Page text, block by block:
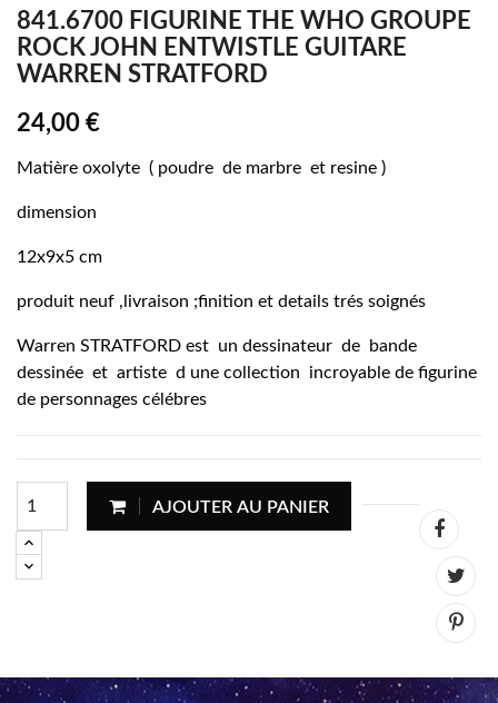
841.6700 FIGURINE THE WHO GROUPE
ROCK JOHN ENTWISTLE GUITARE
WARREN STRATFORD
24,00 €
Matière oxolyte ( poudre de marbre et resine )
dimension
12x9x5 cm
produit neuf ,livraison ;finition et details trés soignés
Warren STRATFORD est un dessinateur de bande
dessinée et artiste d une collection incroyable de figurine
de personnages célébres
AJOUTER AU PANIER